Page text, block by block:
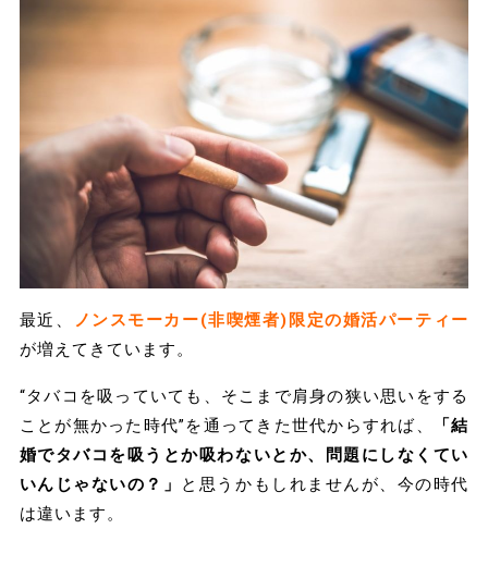
最近、
ノンスモーカー(非喫煙者)限定の婚活パーティー
が増えてきています。
“タバコを吸っていても、そこまで肩身の狭い思いをする
ことが無かった時代”を通ってきた世代からすれば、
「結
婚でタバコを吸うとか吸わないとか、問題にしなくてい
いんじゃないの？」 と思うかもしれませんが、今の時代
は違います。